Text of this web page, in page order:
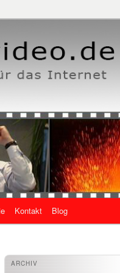
Kontakt Blog
ARCHIV